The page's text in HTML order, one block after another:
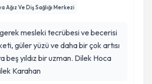
Ağız Ve Diş Sağlığı Merkezi
mesleki tecrübesi ve becerisi
güler yüzü ve daha bir çok artısı
beş yıldız bir uzman. Dilek Hoca
Karahan